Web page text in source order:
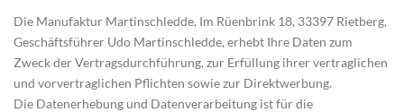
Die Manufaktur Martinschledde, Im Rüenbrink 18, 33397 Rietberg,
Geschäftsführer Udo Martinschledde, erhebt Ihre Daten zum
Zweck der Vertragsdurchführung, zur Erfüllung ihrer vertraglichen
und vorvertraglichen Pflichten sowie zur Direktwerbung.
Die Datenerhebung und Datenverarbeitung ist für die